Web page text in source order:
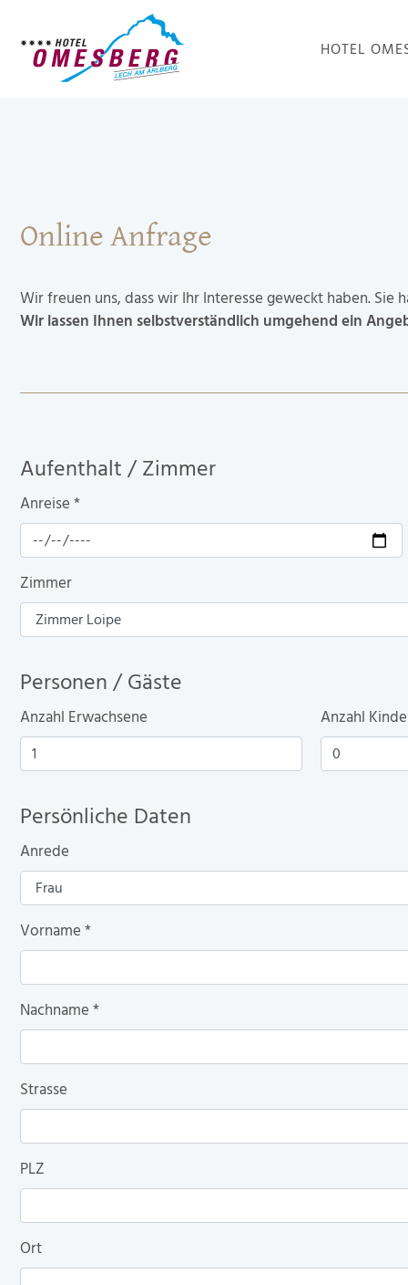
Online Anfrage
Wir freuen uns, dass wir Ihr Interesse geweckt haben.
Wir lassen Ihnen selbstverständlich umgehend ein
Aufenthalt / Zimmer
Anreise *
Zimmer
Personen / Gäste
Anzahl Erwachsene Anzahl
Persönliche Daten
Anrede
Vorname *
Nachname *
Strasse
PLZ
Ort
HOTEL